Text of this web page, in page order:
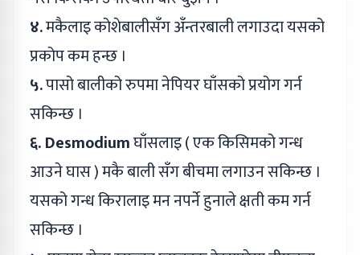
४.मकैलाइ कोशेबालीसँग अँन्तरबाली लगाउदा यसको
प्रकोप कम हन्छ ।
५.पासो बालीको रुपमा नेपियर घाँसको प्रयोग गर्न
सकिन्छ ।
६. Desmodiumघाँसलाइ ( एक किसिमको गन्ध
आउने घास ) मकै बाली सँग बीचमा लगाउन सकिन्छ ।
यसको गन्ध किरालाइ मन नपर्ने हुनाले क्षती कम गर्न
सकिन्छ ।